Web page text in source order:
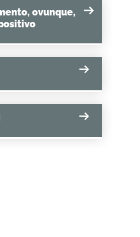
ovunque,